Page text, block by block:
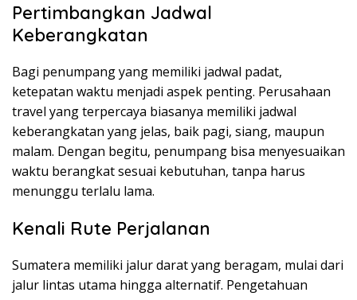
Pertimbangkan Jadwal
Keberangkatan
Bagi penumpang yang memiliki jadwal padat,
ketepatan waktu menjadi aspek penting. Perusahaan
travel yang terpercaya biasanya memiliki jadwal
keberangkatan yang jelas, baik pagi, siang, maupun
malam. Dengan begitu, penumpang bisa menyesuaikan
waktu berangkat sesuai kebutuhan, tanpa harus
menunggu terlalu lama.
Kenali Rute Perjalanan
Sumatera memiliki jalur darat yang beragam, mulai dari
jalur lintas utama hingga alternatif. Pengetahuan